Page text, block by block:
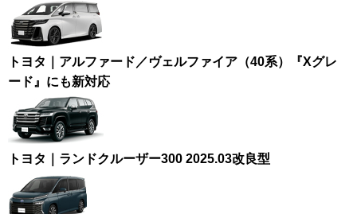
トヨタ｜アルファード／ヴェルファイア（40系）『Xグレ
ード』にも新対応
トヨタ｜ランドクルーザー300 2025.03改良型